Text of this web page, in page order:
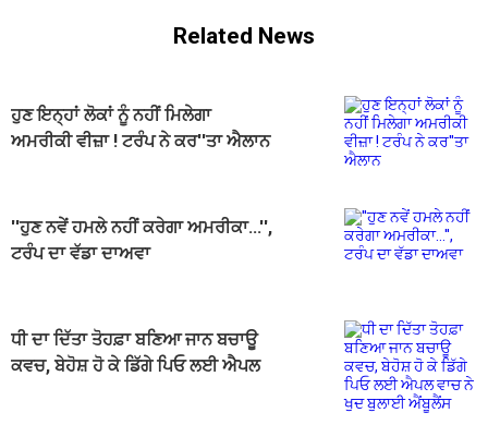
Related News
ਹੁਣ ਇਨ੍ਹਾਂ ਲੋਕਾਂ ਨੂੰ ਨਹੀਂ ਮਿਲੇਗਾ
ਅਮਰੀਕੀ ਵੀਜ਼ਾ ! ਟਰੰਪ ਨੇ ਕਰ''ਤਾ ਐਲਾਨ
''ਹੁਣ ਨਵੇਂ ਹਮਲੇ ਨਹੀਂ ਕਰੇਗਾ ਅਮਰੀਕਾ...'',
ਟਰੰਪ ਦਾ ਵੱਡਾ ਦਾਅਵਾ
ਧੀ ਦਾ ਦਿੱਤਾ ਤੋਹਫ਼ਾ ਬਣਿਆ ਜਾਨ ਬਚਾਊ
ਕਵਚ, ਬੇਹੋਸ਼ ਹੋ ਕੇ ਡਿੱਗੇ ਪਿਓ ਲਈ ਐਪਲ